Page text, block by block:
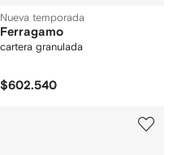
Nueva temporada
Ferragamo
cartera granulada
$602.540